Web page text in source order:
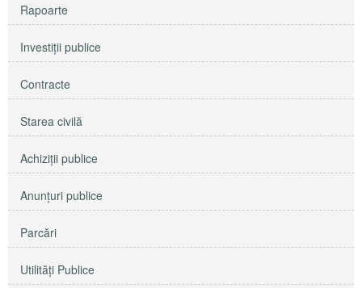
Rapoarte
Investiţii publice
Contracte
Starea civilă
Achiziţii publice
Anunţuri publice
Parcări
Utilităţi Publice